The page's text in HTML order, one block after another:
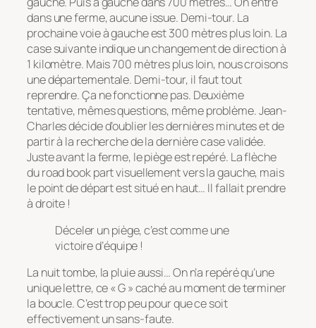
dans une ferme, aucune issue. Demi-tour. La
prochaine voie à gauche est 300 mètres plus loin. La
case suivante indique un changement de direction à
1 kilomètre. Mais 700 mètres plus loin, nous croisons
une départementale. Demi-tour, il faut tout
reprendre. Ça ne fonctionne pas. Deuxième
tentative, mêmes questions, même problème. Jean-
Charles décide d’oublier les dernières minutes et de
partir à la recherche de la dernière case validée.
Juste avant la ferme, le piège est repéré. La flèche
du road book part visuellement vers la gauche, mais
le point de départ est situé en haut… Il fallait prendre
à droite !
Déceler un piège, c’est comme une
victoire d’équipe !
La nuit tombe, la pluie aussi… On n’a repéré qu’une
unique lettre, ce « G » caché au moment de terminer
la boucle. C’est trop peu pour que ce soit
effectivement un sans-faute.